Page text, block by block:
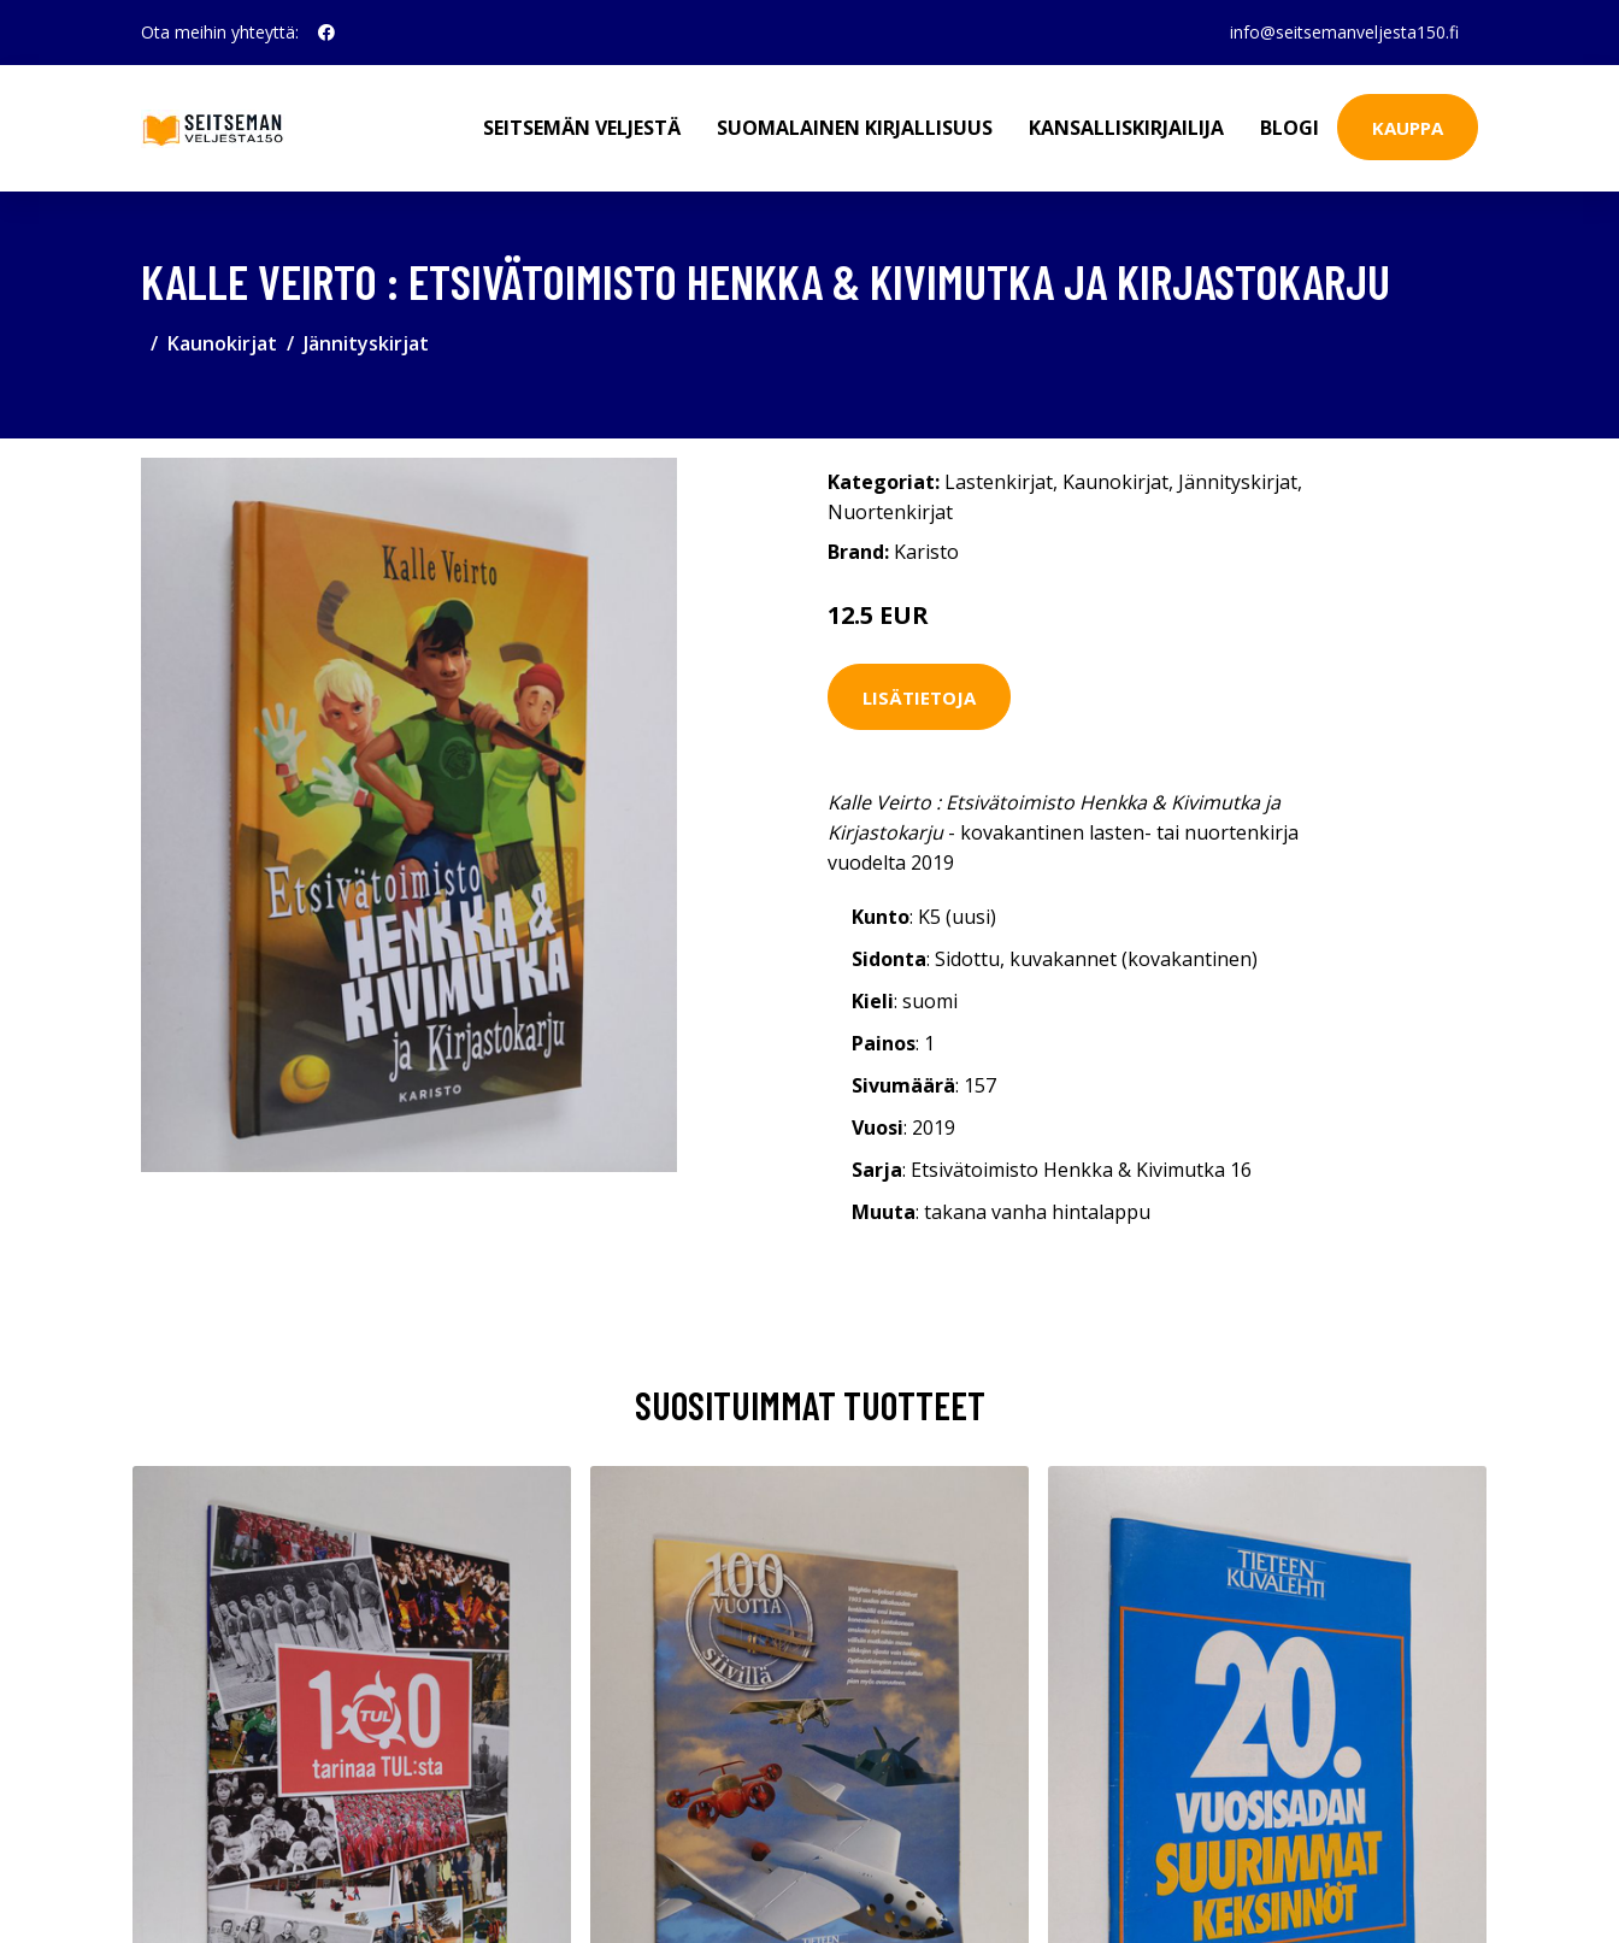
Ota meihin yhteyttä: info@seitsemanveljesta150.fi
SEITSEMÄN VELJESTÄ SUOMALAINEN KIRJALLISUUS KANSALLISKIRJAILIJA BLOGI KAUPPA
KALLE VEIRTO : ETSIVÄTOIMISTO HENKKA & KIVIMUTKA JA KIRJASTOKARJU
Kaunokirjat Jännityskirjat
Kategoriat: Lastenkirjat, Kaunokirjat, Jännityskirjat,
Nuortenkirjat
Brand: Karisto
12.5 EUR
LISÄTIETOJA
Kalle Veirto : Etsivätoimisto Henkka & Kivimutka ja
Kirjastokarju- kovakantinen lasten- tai nuortenkirja
vuodelta 2019
Kunto: K5 (uusi)
Sidonta: Sidottu, kuvakannet (kovakantinen)
Kieli: suomi
Painos: 1
Sivumäärä: 157
Vuosi: 2019
Sarja: Etsivätoimisto Henkka & Kivimutka 16
Muuta: takana vanha hintalappu
SUOSITUIMMAT TUOTTEET